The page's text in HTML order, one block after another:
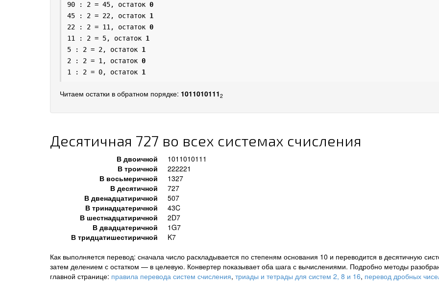
90 : 2 = 45, остаток 0
45 : 2 = 22, остаток 1
22 : 2 = 11, остаток 0
11 : 2 = 5, остаток 1
5 : 2 = 2, остаток 1
2 : 2 = 1, остаток 0
1 : 2 = 0, остаток 1
Читаем остатки в обратном порядке: 10110101112
Десятичная 727 во всех системах счисления
В двоичной
1011010111
В троичной
222221
В восьмеричной
1327
В десятичной
727
В двенадцатиричной
507
В тринадцатеричной
43C
В шестнадцатиричной
2D7
В двадцатеричной
1G7
В тридцатишестиричной
K7
Как выполняется перевод: сначала число раскладывается по степеням основания 10 и переводится в десятичную
затем делением с остатком — в целевую. Конвертер показывает оба шага с вычислениями. Подробно методы
главной странице: правила перевода систем счисления, триады и тетрады для систем 2, 8 и 16, перевод дробных